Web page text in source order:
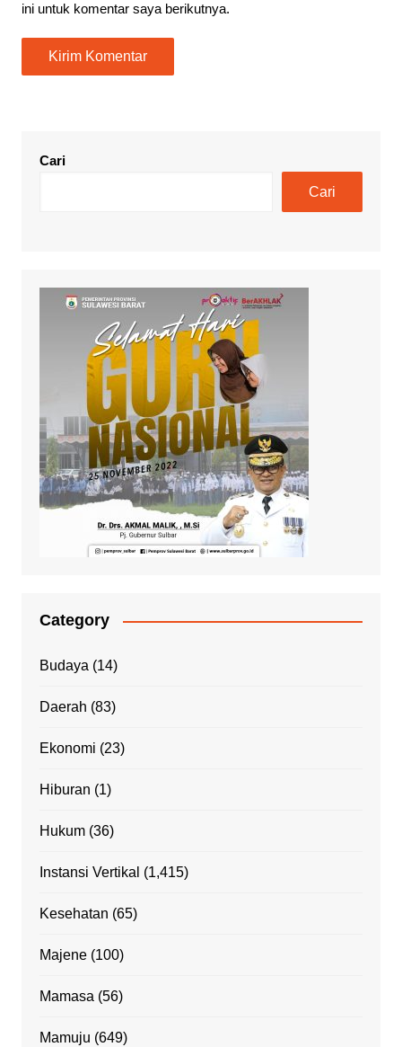
ini untuk komentar saya berikutnya.
Cari
Cari
Category
Budaya (14)
Daerah (83)
Ekonomi (23)
Hiburan (1)
Hukum(36)
Instansi Vertikal (1,415)
Kesehatan (65)
Majene(100)
Mamasa (56)
Mamuju (649)